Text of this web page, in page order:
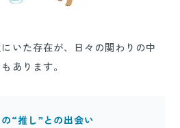
いた存在が、日々の関わりの中
あります。
“推し”との出会い